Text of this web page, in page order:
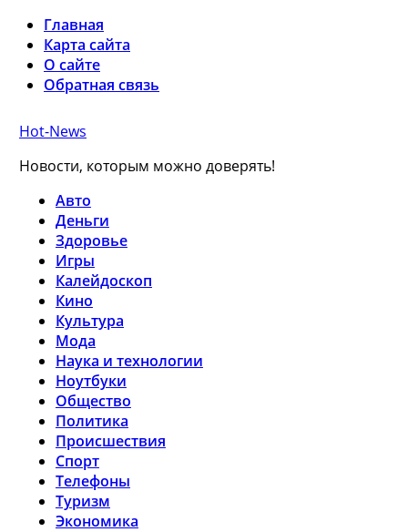
Главная
Карта сайта
О сайте
Обратная связь
Hot-News
Новости, которым можно доверять!
Авто
Деньги
Здоровье
Игры
Калейдоскоп
Кино
Культура
Мода
Наука и технологии
Ноутбуки
Общество
Политика
Происшествия
Спорт
Телефоны
Туризм
Экономика